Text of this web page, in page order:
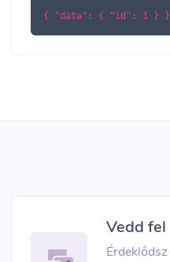
{ "data": { "id": 1 } }
Vedd